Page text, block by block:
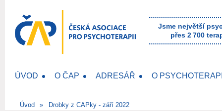
Jsme největší
přes 2 700
ÚVOD O ČAP ADRESÁŘ O
Úvod Drobky z CAPky - září 2022